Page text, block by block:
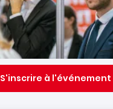
S'inscrire à l'événement